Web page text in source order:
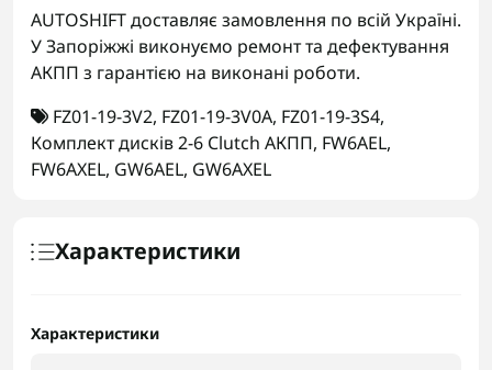
AUTOSHIFT доставляє замовлення по всій Україні.
У Запоріжжі виконуємо ремонт та дефектування
АКПП з гарантією на виконані роботи.
FZ01-19-3V2, FZ01-19-3V0A, FZ01-19-3S4,
Комплект дисків 2-6 Clutch АКПП, FW6AEL,
FW6AXEL, GW6AEL, GW6AXEL
Характеристики
Характеристики